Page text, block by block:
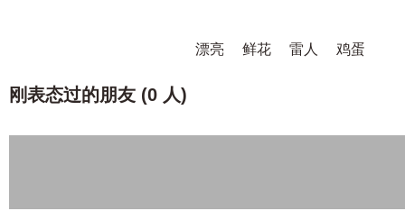
漂亮 鲜花 雷人 鸡蛋
刚表态过的朋友 (0 人)